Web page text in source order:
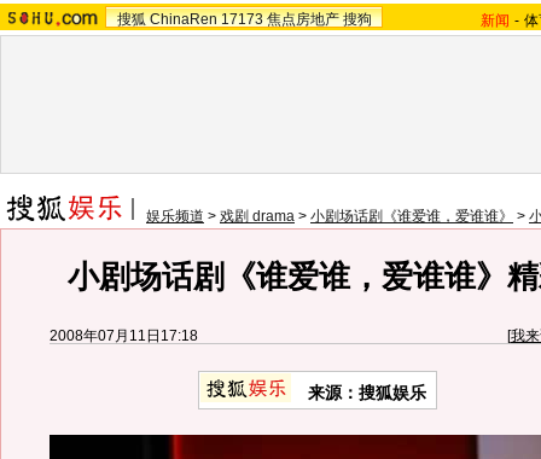
搜狐 ChinaRen 17173 焦点房地产 搜狗 新闻 -
娱乐频道 > 戏剧 drama > 小剧场话剧《谁爱谁，爱谁谁》 >
小剧场话剧《谁爱谁，爱谁谁》
2008年07月11日17:18 [我
来源：搜狐娱乐